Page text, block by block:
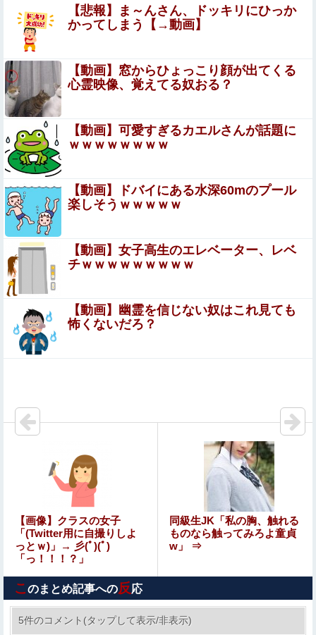
【画像】 どえらい乳のJSが発見される
【悲報】Amazon、デザイン改悪か
【画像】 「マスク美人さん、また我々を欺く」←海外でも
流行りだした結果がこちらw w w w w w w
【速報】熊本イオンモール、爆発の原因は『これ』の可能
性
【悲報】人気配信者「はっきり言う、ジャングリア沖縄ほ
んとーーーーーーーーにおもんない！！！！」→炎上
【朗報】 爆胸の気象予報士さん、NHKから解き放たれる
【遊戯王】一番重い”縛り”ってどれ？
海外「飛田新地でこんなアイドル級の子と即ハメでき
るのかよ」⇒ 晒された無修正動画がコチラ
【悲報】高市政権「永住許可厳格化するわ」外国人さん
メ！洗脳解いて弁護士と完全勝利。離婚届と家電＆裏口へ
の「うっかりアロンアルファ」を残して脱出←悔し泣きし
ながらやることがエグくて草
この夏菜がシコすぎるｗｗｗｗ
なんで何年も前に離婚した元嫁に「礼服はどこにあるの」
とか「墓の場所がわからん。案内して」とか聞いてくる
の？もう他人なのに図々しすぎませんか
【悲報】高市政権「永住許可厳格化するわ」外国人さん
「もう日本ええわ…」
【画像】福原遥さん、意外とお胸ある
エロ漫画『いじめがあるクラスにふたなり転校生がヤッて
きた』をrawやhitomiを使わずに無料で読む方法│同人ふぇ
【悲報】ま～んさん、ドッキリにひっか
かってしまう【→動画】
【動画】窓からひょっこり顔が出てくる
心霊映像、覚えてる奴おる？
【動画】可愛すぎるカエルさんが話題に
ｗｗｗｗｗｗｗｗ
【動画】ドバイにある水深60mのプール
楽しそうｗｗｗｗｗ
【動画】女子高生のエレベーター、レベ
チｗｗｗｗｗｗｗｗｗ
【動画】幽霊を信じない奴はこれ見ても
怖くないだろ？
【画像】クラスの女子
「(Twitter用に自撮りしよ
っとｗ)」→ 彡(ﾟ)(ﾟ)
「っ！！！？」
同級生JK「私の胸、触れる
ものなら触ってみろよ童貞
w」 ⇒
こ のまとめ記事への反応
5件のコメント(タップして表示/非表示)